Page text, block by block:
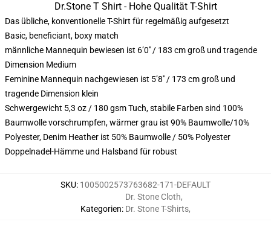
Dr.Stone T Shirt - Hohe Qualität T-Shirt
Das übliche, konventionelle T-Shirt für regelmäßig aufgesetzt
Basic, beneficiant, boxy match
männliche Mannequin bewiesen ist 6’0′′ / 183 cm groß und tragende
Dimension Medium
Feminine Mannequin nachgewiesen ist 5’8′′ / 173 cm groß und
tragende Dimension klein
Schwergewicht 5,3 oz / 180 gsm Tuch, stabile Farben sind 100%
Baumwolle vorschrumpfen, wärmer grau ist 90% Baumwolle/10%
Polyester, Denim Heather ist 50% Baumwolle / 50% Polyester
Doppelnadel-Hämme und Halsband für robust
SKU: 1005002573763682-171-DEFAULT
Kategorien:
Dr. Stone Cloth,
Dr. Stone T-Shirts,